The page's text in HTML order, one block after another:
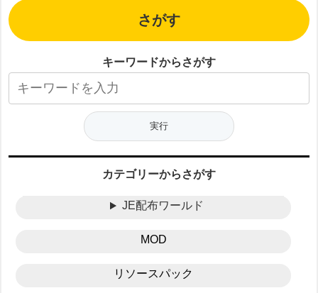
さがす
キーワードからさがす
カテゴリーからさがす
JE配布ワールド
MOD
リソースパック